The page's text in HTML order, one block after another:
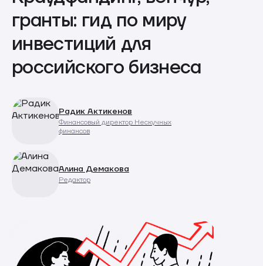
гранты: гид по миру
инвестиций для
российского бизнеса
Радик Актикенов
Финансовый директор Нескучных
финансов
Алина Демакова
Редактор